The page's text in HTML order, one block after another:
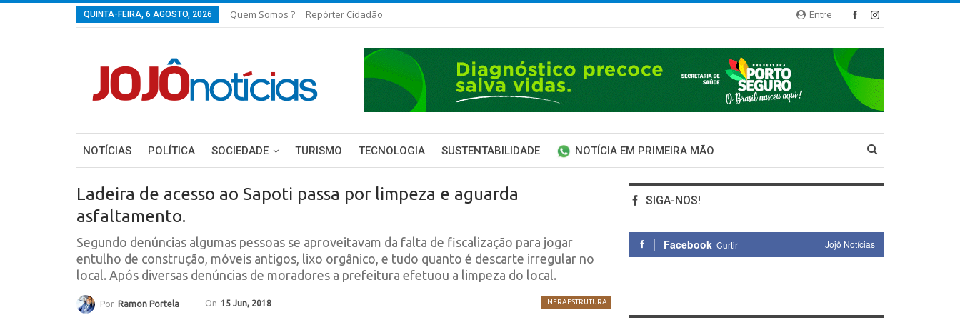
Entre
QUINTA-FEIRA, 6 AGOSTO, 2026 Quem Somos ? Repórter Cidadão
NOTÍCIAS POLÍTICA SOCIEDADE TURISMO TECNOLOGIA SUSTENTABILIDADE NOTÍCIA EM PRIMEIRA MÃO
Ladeira de acesso ao Sapoti passa por limpeza e aguarda
asfaltamento.
Segundo denúncias algumas pessoas se aproveitavam da falta de fiscalização para jogar
entulho de construção, móveis antigos, lixo orgânico, e tudo quanto é descarte irregular no
local. Após diversas denúncias de moradores a prefeitura efetuou a limpeza do local.
INFRAESTRUTURA
Por Ramon Portela On 15 Jun, 2018
SIGA-NOS!
Facebook Curtir Jojô Notícias